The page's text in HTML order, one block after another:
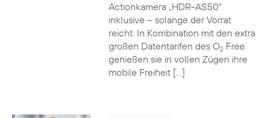
Actionkamera „HDR-AS50“
inklusive – solange der Vorrat
reicht. In Kombination mit den extra
großen Datentarifen des O2Free
genießen sie in vollen Zügen ihre
mobile Freiheit […]